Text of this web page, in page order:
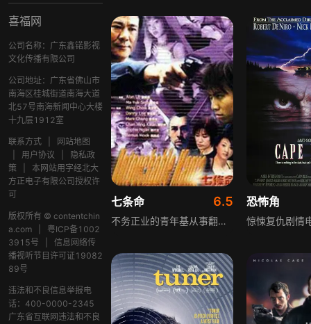
喜福网
公司名称：广东鑫锘影视
文化传播有限公司
公司地址：广东省佛山市
南海区桂城街道南海大道
北57号南海新闻中心大楼
十九层1912室
联系方式
网站地图
用户协议
隐私政
策
本网站用字经北大
方正电子有限公司授权许
可
版权所有 © contentchin
a.com
粤ICP备1002
3915号
信息网络传
播视听节目许可证19082
89号
违法和不良信息举报电
话：400-0000-2345
广东省互联网违法和不良
七条命 6.5
不务正业的青年基从事翻版碟生意，暗恋邻家少女诗却不敢开口。一次他在夜总会结识女公关May，垂涎其首饰便游说她去长洲度假屋寻欢顺手牵羊，被May发现后两人争吵惊动屋主满，基与满错手杀死May。基躲在长洲时，看到诗被男子亚卓准备迷奸，情急之下将卓杀死，满因偷窥欲未被满足，逼迫基与诗做爱。May尸体被发现，由李Sir接手，李Sir因搭档殉职做事颓丧，女友嘉嘉也濒临分手，基最终将满灭口，李Sir以拘捕基为动力缉拿他，同时弥补与女友的感情。
恐怖角